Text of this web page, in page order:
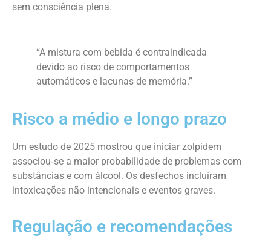
sem consciência plena.
“A mistura com bebida é contraindicada
devido ao risco de comportamentos
automáticos e lacunas de memória.”
Risco a médio e longo prazo
Um estudo de 2025 mostrou que iniciar zolpidem
associou‑se a maior probabilidade de problemas com
substâncias e com álcool. Os desfechos incluíram
intoxicações não intencionais e eventos graves.
Regulação e recomendações